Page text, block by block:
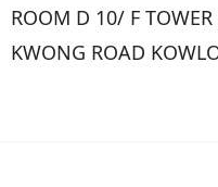
ROOM D 10/ F
KWONG ROAD